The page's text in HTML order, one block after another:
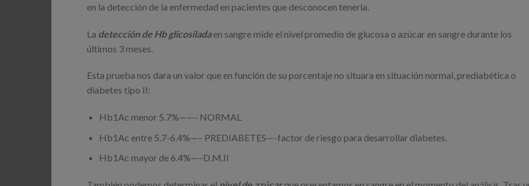
en la detección de la enfermedad en pacientes que desconocen tenerla.
La detección de Hb glicosiladaen sangre mide el nivel promedio de glucosa o azúcar en sangre durante los
últimos 3 meses.
Esta prueba nos dara un valor que en función de su porcentaje no situara en situación normal, prediabética o
diabetes tipo II:
Hb1Ac menor 5.7%——- NORMAL
Hb1Ac entre 5.7-6.4%—– PREDIABETES—-factor de riesgo para desarrollar diabetes.
Hb1Ac mayor de 6.4%—–D.M.II